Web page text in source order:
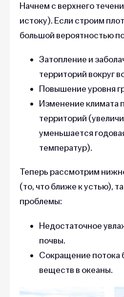
Начнем с верхнего
истоку). Если строим
большой вероятностью
Затопление и
территорий вокруг
Повышение уровня
Изменение климата
территорий
уменьшается
температур).
Теперь рассмотрим
(то, что ближе к устью),
проблемы:
Недостаточное
почвы.
Сокращение потока
веществ в океаны.